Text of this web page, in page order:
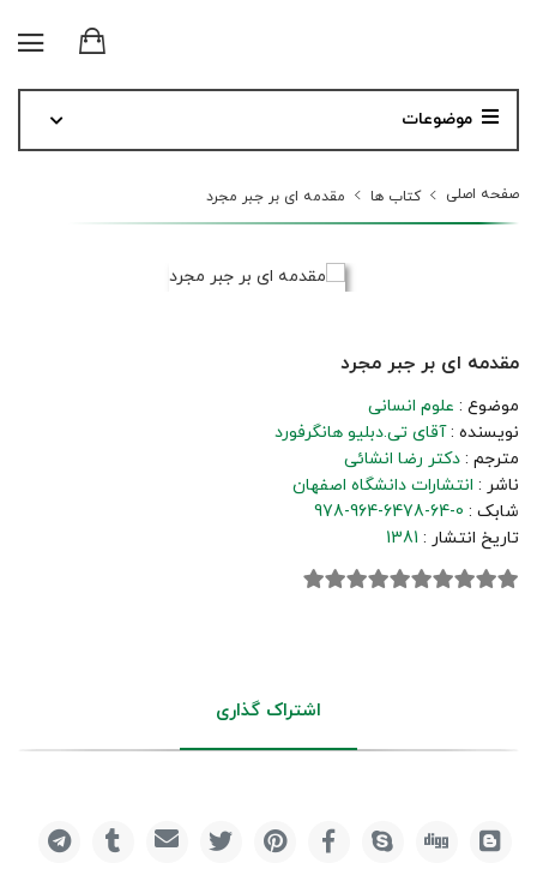
موضوعات
صفحه اصلی کتاب ها مقدمه ای بر جبر مجرد
مقدمه ای بر جبر مجرد
موضوع : علوم انسانی
نویسنده :آقای تی.دبلیو هانگرفورد
مترجم : دکتر رضا انشائی
ناشر : انتشارات دانشگاه اصفهان
شابک : 978-964-6478-64-0
تاریخ انتشار : 1381
اشتراک گذاری